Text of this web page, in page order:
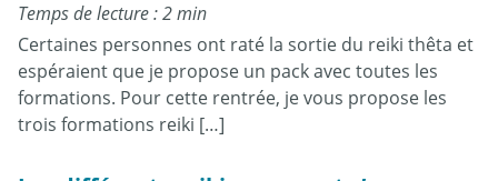
Temps de lecture : 2 min
Certaines personnes ont raté la sortie du reiki thêta et
espéraient que je propose un pack avec toutes les
formations. Pour cette rentrée, je vous propose les
trois formations reiki […]